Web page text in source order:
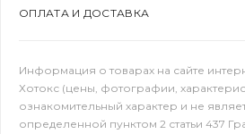
ОПЛАТА И ДОСТАВКА
Информация о товарах на сайте
Хотокс (цены, фотографии,
ознакомительный характер и не
определенной пунктом 2 статьи 437